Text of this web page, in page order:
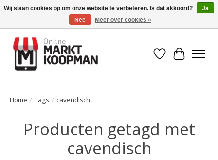
Voor 15:00 besteld, morgen in huis!
Verlanglijst
Home / Tags / cavendisch
Producten getagd met
cavendisch
Wij slaan cookies op om onze website te verbeteren. Is dat akkoord?
Ja
Nee
Meer over cookies »